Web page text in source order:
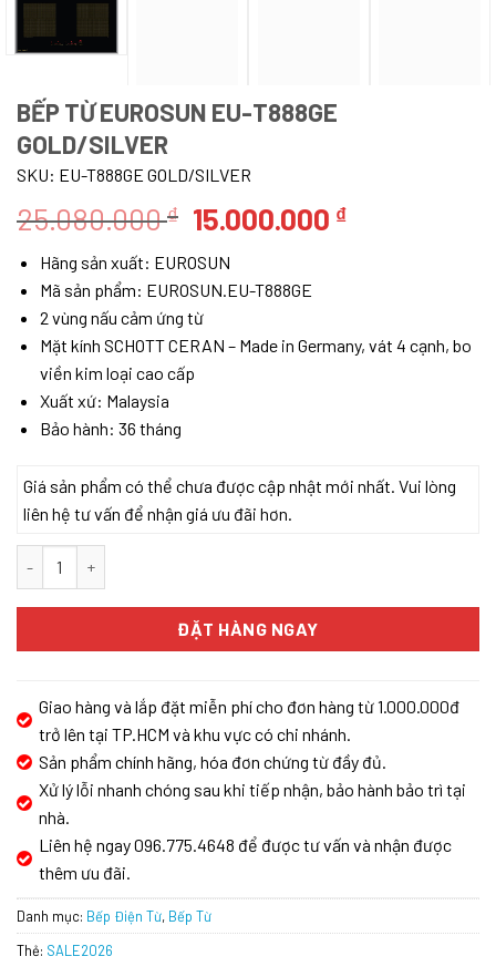
BẾP TỪ EUROSUN EU-T888GE
GOLD/SILVER
SKU: EU-T888GE GOLD/SILVER
25.080.000₫ Giá
là:
25.080.000 ₫.
15.000.000 ₫Giá
15.000.000
Hãng sản xuất: EUROSUN
Mã sản phẩm: EUROSUN.EU-T888GE
2 vùng nấu cảm ứng từ
Mặt kính SCHOTT CERAN – Made in Germany, vát 4 cạnh, bo
viền kim loại cao cấp
Xuất xứ: Malaysia
Bảo hành: 36 tháng
Giá sản phẩm có thể chưa được cập nhật mới nhất. Vui lòng
liên hệ tư vấn để nhận giá ưu đãi hơn.
ĐẶT HÀNG NGAY
Giao hàng và lắp đặt miễn phí cho đơn hàng từ 1.000.000đ
trở lên tại TP.HCM và khu vực có chi nhánh.
Sản phẩm chính hãng, hóa đơn chứng từ đầy đủ.
Xử lý lỗi nhanh chóng sau khi tiếp nhận, bảo hành bảo trì tại
nhà.
Liên hệ ngay 096.775.4648 để được tư vấn và nhận được
thêm ưu đãi.
Danh mục: Bếp Điện Từ, Bếp Từ
Thẻ: SALE2026